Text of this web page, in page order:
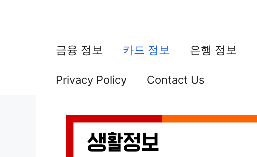
금융 정보 카드 정보 은행 정보
Privacy Policy Contact Us